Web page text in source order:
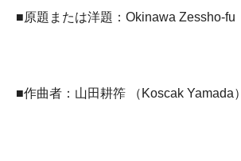
■原題または洋題：Okinawa Zessho-fu
■作曲者：山田耕筰 （Koscak Yamada）